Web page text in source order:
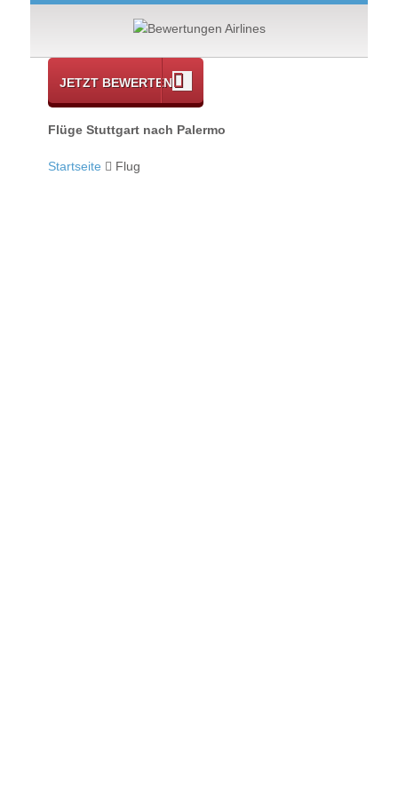
JETZT BEWERTEN
Flüge Stuttgart nach Palermo
Startseite Flug